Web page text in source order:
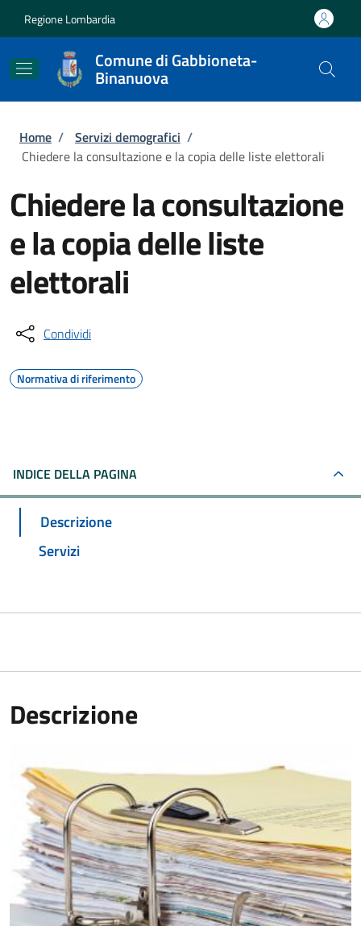
Regione Lombardia
Comune di Gabbioneta-
Binanuova
Briciole di pane
Home / Servizi demografici /
Chiedere la consultazione e la copia delle liste elettorali
Chiedere la consultazione
e la copia delle liste
elettorali
Condividi
Normativa di riferimento
INDICE DELLA PAGINA
Descrizione
Servizi
Descrizione